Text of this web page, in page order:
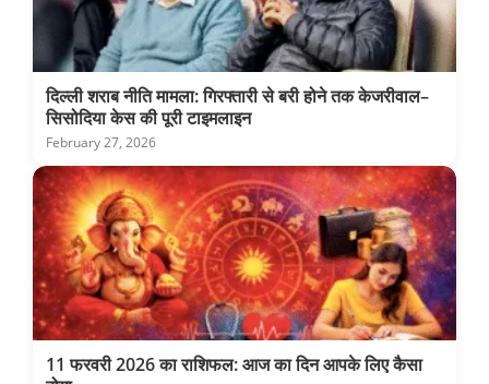
दिल्ली शराब नीति मामला: गिरफ्तारी से बरी होने तक केजरीवाल–
सिसोदिया केस की पूरी टाइमलाइन
February 27, 2026
11 फरवरी 2026 का राशिफल: आज का दिन आपके लिए कैसा